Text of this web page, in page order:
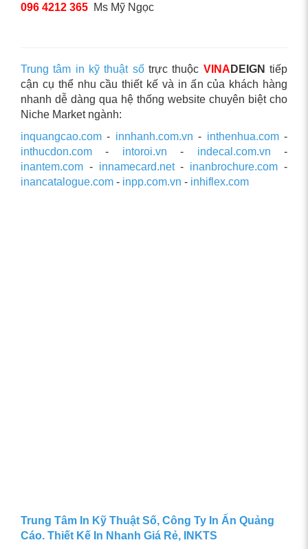
096 4212 365 Ms Mỹ Ngọc
Trung tâm in kỹ thuật sốtrực thuộc VINA DEIGN tiếp
cận cụ thể nhu cầu thiết kế và in ấn của khách hàng
nhanh dễ dàng qua hệ thống website chuyên biệt cho
Niche Market ngành:
inquangcao.com - innhanh.com.vn - inthenhua.com-
inthucdon.com - intoroi.vn - indecal.com.vn -
inantem.com - innamecard.net- inanbrochure.com -
inancatalogue.com - inpp.com.vn - inhiflex.com
Trung Tâm In Kỹ Thuật Số, Công Ty In Ấn Quảng
Cáo. Thiết Kế In Nhanh Giá Rẻ, INKTS